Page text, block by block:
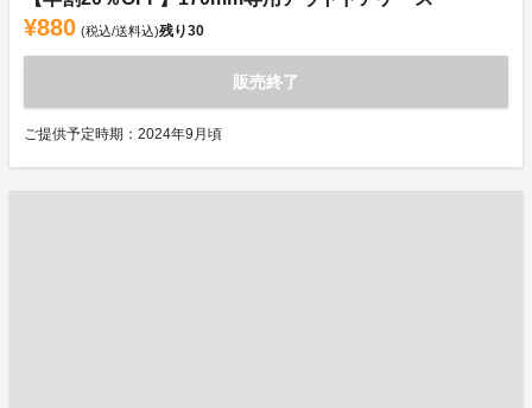
¥880 (税込/送料込)残り30
販売終了
ご提供予定時期：2024年9月頃